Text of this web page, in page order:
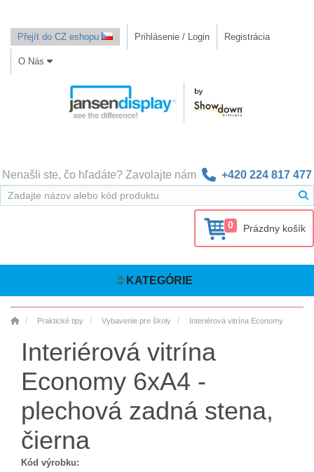
Přejít do CZ eshopu Prihlásenie / Login Registrácia
O Nás
Nenašli ste, čo hľadáte? Zavolajte nám +420 224 817 477
0 Prázdny košík
KATEGÓRIE
Praktické tipy Vybavenie pre školy Interiérová vitrína Economy
Interiérová vitrína
Economy 6xA4 -
plechová zadná stena,
čierna
Kód výrobku: